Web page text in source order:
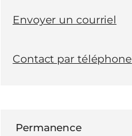
Envoyer un courriel
Contact par téléphone
Permanence